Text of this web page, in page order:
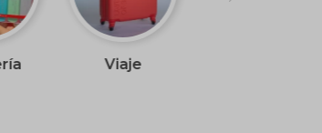
Viaje